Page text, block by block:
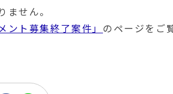
せん。
ント募集終了案件」 のページをご